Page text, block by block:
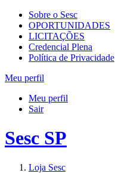
Sobre o Sesc
OPORTUNIDADES
LICITAÇÕES
Credencial Plena
Política de Privacidade
Meu perfil
Meu perfil
Sair
Sesc SP
Loja Sesc